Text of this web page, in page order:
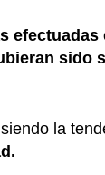
sido
la